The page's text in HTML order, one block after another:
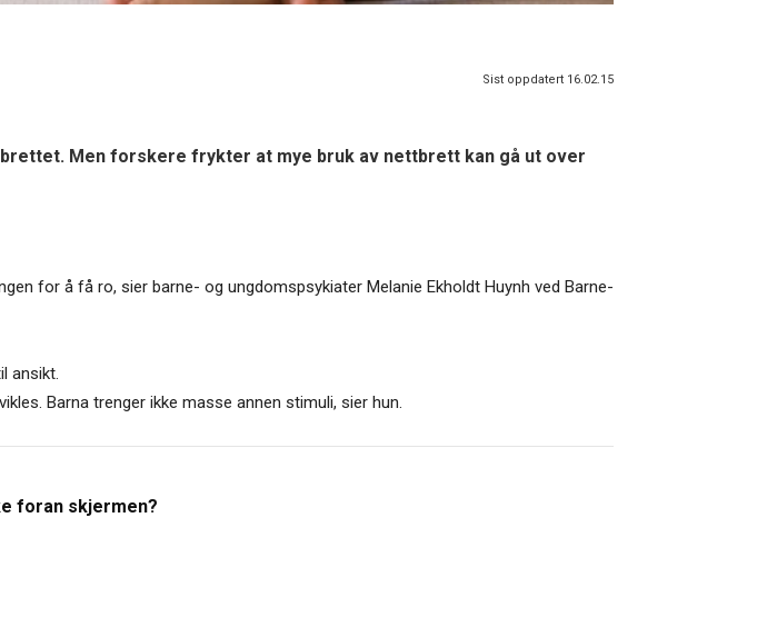
Sist oppdatert 16.02.15
Men forskere frykter at mye bruk av nettbrett kan gå ut over
for å få ro, sier barne- og ungdomspsykiater Melanie Ekholdt Huynh ved Barne-
ansikt.
Barna trenger ikke masse annen stimuli, sier hun.
foran skjermen?